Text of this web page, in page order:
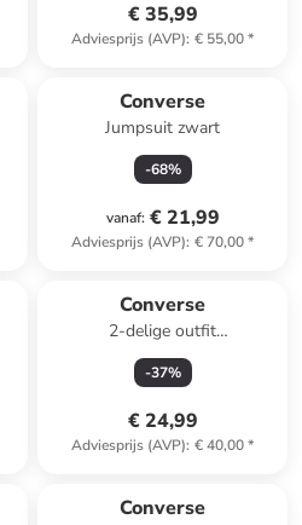
€ 35,99
Adviesprijs (AVP): € 55,00*
Converse
Jumpsuit zwart
-68%
vanaf: € 21,99
Adviesprijs (AVP): € 70,00*
Converse
2-delige outfit
groen/donkerblauw
-37%
€ 24,99
Adviesprijs (AVP): € 40,00*
Converse